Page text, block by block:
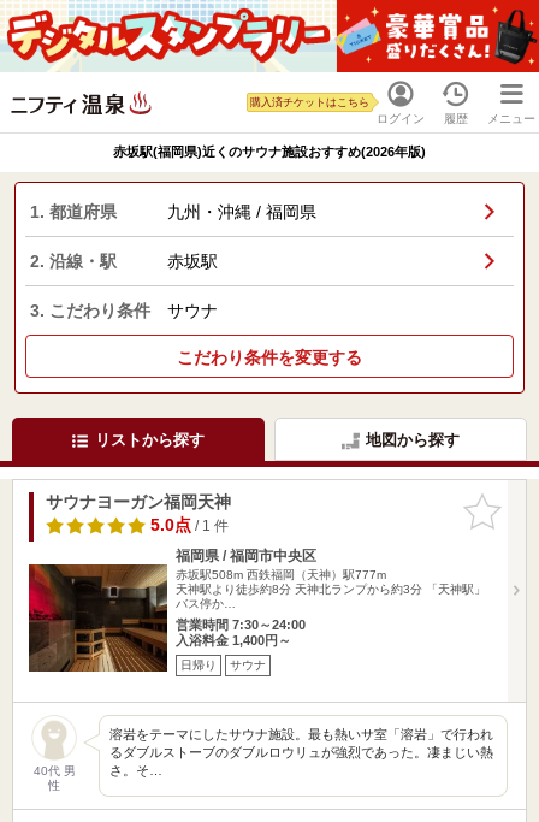
ログイン
購入済チケットはこちら
履歴 メニュー
赤坂駅(福岡県)近くのサウナ施設おすすめ(2026年版)
1. 都道府県 九州・沖縄 / 福岡県
2. 沿線・駅 赤坂駅
3. こだわり条件 サウナ
こだわり条件を変更する
リストから探す 地図から探す
お気に入
りに追加
サウナヨーガン福岡天神
5.0点/ 1 件
福岡県 / 福岡市中央区
赤坂駅508m 西鉄福岡（天神）駅777m
天神駅より徒歩約8分 天神北ランプから約3分 「天神駅」
バス停か…
営業時間 7:30～24:00
入浴料金 1,400円～
日帰り サウナ
40代 男
性
溶岩をテーマにしたサウナ施設。最も熱いサ室「溶岩」で行われ
るダブルストーブのダブルロウリュが強烈であった。凄まじい熱
さ。そ…